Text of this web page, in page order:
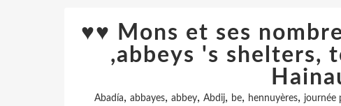
♥♥ Mons et ses
,abbeys 's shelters,
Abadía, abbayes, abbey, Abdij, be, hennuyères, journée